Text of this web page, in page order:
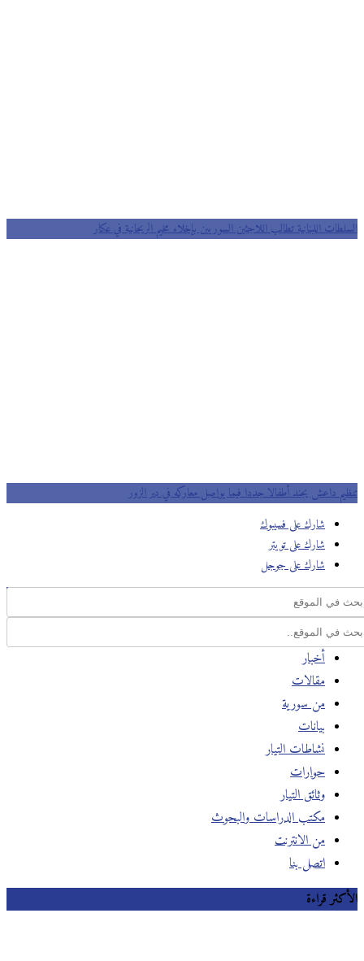
السلطات اللبنانية تطالب اللاجئين السوريين بإخلاء مخيم الريحانية في عكار
تنظيم داعش يجند أطفالا جددا فيما يواصل معاركه في دير الزور
شارك على فسيبوك
شارك على تويتر
شارك على جوجل
أخبار
مقالات
من سورية
بيانات
نشاطات التيار
حوارات
وثائق التيار
مكتب الدراسات والبحوث
من الانترنت
اتصل بنا
الأكثر قراءة